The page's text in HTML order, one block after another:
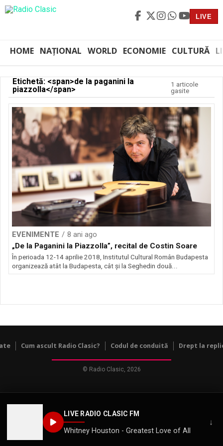
LIVE
HOME NAȚIONAL WORLD ECONOMIE CULTURĂ
LIVE RADIO CLASIC FM
Whitney Houston - Greatest Love of All
↓
Etichetă: <span>de la paganini la
piazzolla</span>
1 articole
gasite
EVENIMENTE
8 ani ago
„De la Paganini la Piazzolla”, recital de Costin Soare
În perioada 12-14 aprilie 2018, Institutul Cultural Român Budapesta
organizează atât la Budapesta, cât şi la Seghedin două...
Cum ascult Radio Clasic? Codul de conduită Drept la
© Radio Clasic, 2026